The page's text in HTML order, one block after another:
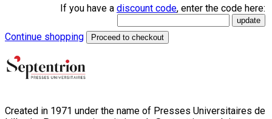
If you have a discount code, enter the code here:
Continue shopping Proceed to checkout
Created in 1971 under the name of Presses Universitaires de